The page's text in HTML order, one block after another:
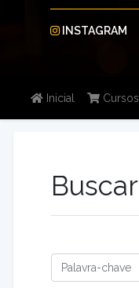
INSTAGRAM
Inicial Cursos
Buscar